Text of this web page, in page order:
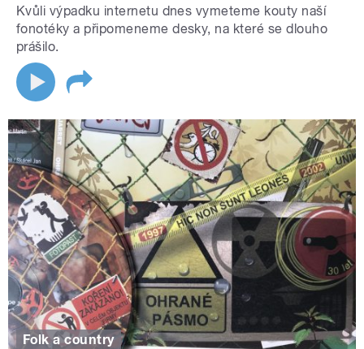
Kvůli výpadku internetu dnes vymeteme kouty naší
fonotéky a připomeneme desky, na které se dlouho
prášilo.
Folk a country